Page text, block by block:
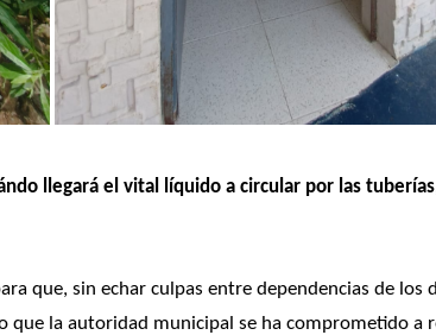
llegará el vital líquido a circular por las tuberías
que, sin echar culpas entre dependencias de los
la autoridad municipal se ha comprometido a